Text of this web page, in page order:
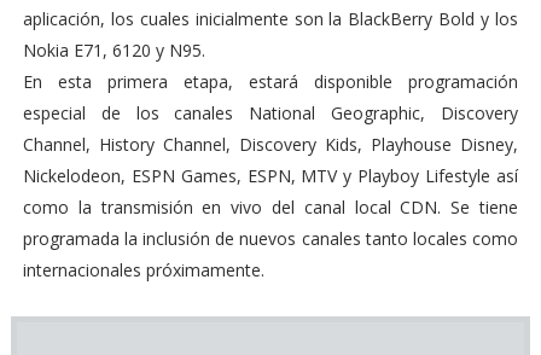
aplicación, los cuales inicialmente son la BlackBerry Bold y los
Nokia E71, 6120 y N95.
En esta primera etapa, estará disponible programación
especial de los canales National Geographic, Discovery
Channel, History Channel, Discovery Kids, Playhouse Disney,
Nickelodeon, ESPN Games, ESPN, MTV y Playboy Lifestyle así
como la transmisión en vivo del canal local CDN. Se tiene
programada la inclusión de nuevos canales tanto locales como
internacionales próximamente.